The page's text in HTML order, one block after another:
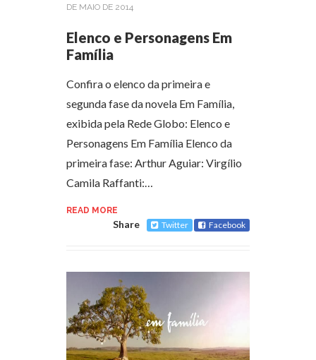
DE MAIO DE 2014
Elenco e Personagens Em
Família
Confira o elenco da primeira e
segunda fase da novela Em Família,
exibida pela Rede Globo: Elenco e
Personagens Em Família Elenco da
primeira fase: Arthur Aguiar: Virgílio
Camila Raffanti:…
READ MORE
Share Twitter Facebook